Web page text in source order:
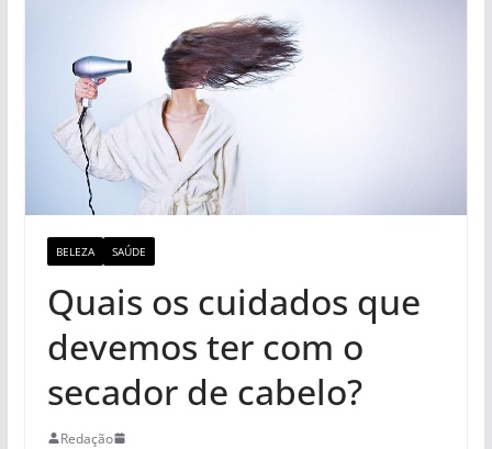
BELEZA SAÚDE
Quais os cuidados que
devemos ter com o
secador de cabelo?
Redação